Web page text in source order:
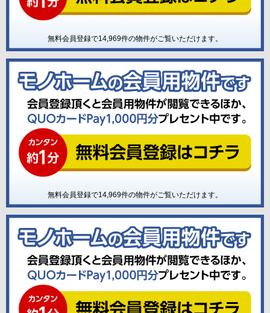
無料会員登録で14,969件の物件がご覧いただけます。
無料会員登録で14,969件の物件がご覧いただけます。